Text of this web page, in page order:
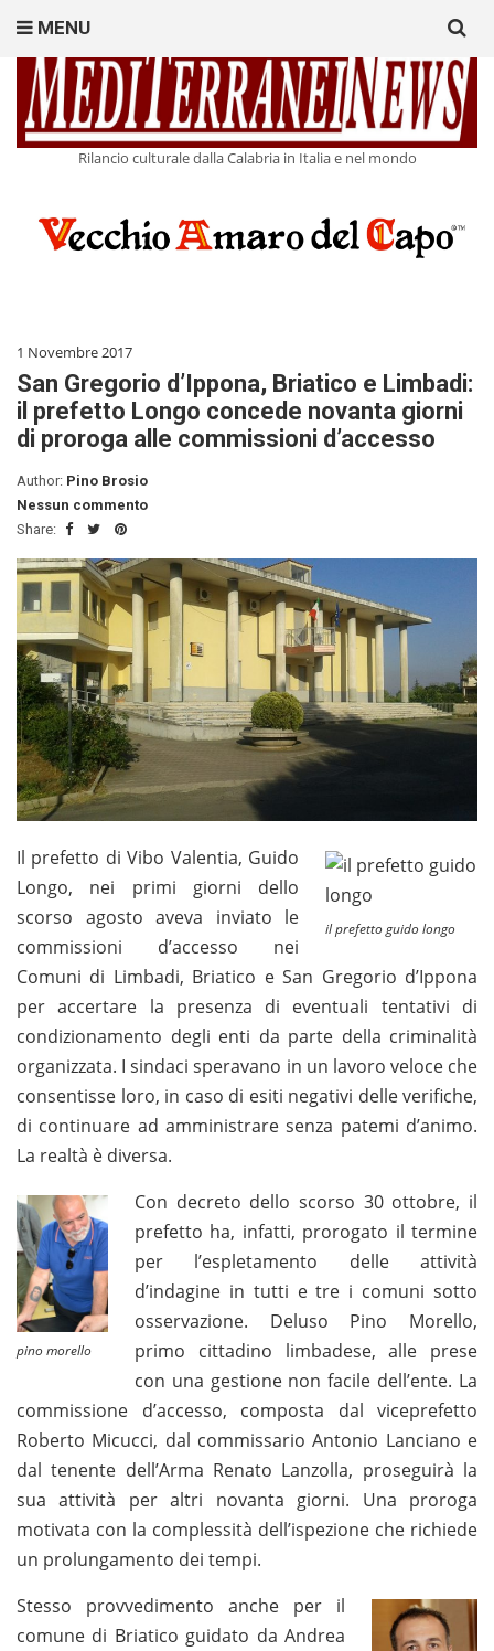
Rilancio culturale dalla Calabria in Italia e nel mondo
MENU
for:
1 Novembre 2017
San Gregorio d’Ippona, Briatico e Limbadi:
il prefetto Longo concede novanta giorni
di proroga alle commissioni d’accesso
Author: Pino Brosio
Nessun commento
Share:
il prefetto guido longo
Il prefetto di Vibo Valentia, Guido
Longo, nei primi giorni dello
scorso agosto aveva inviato le
commissioni d’accesso nei
Comuni di Limbadi, Briatico e San Gregorio d’Ippona
per accertare la presenza di eventuali tentativi di
condizionamento degli enti da parte della criminalità
organizzata. I sindaci speravano in un lavoro veloce che
consentisse loro, in caso di esiti negativi delle verifiche,
di continuare ad amministrare senza patemi d’animo.
La realtà è diversa.
pino morello
Con decreto dello scorso 30 ottobre, il
prefetto ha, infatti, prorogato il termine
per l’espletamento delle attività
d’indagine in tutti e tre i comuni sotto
osservazione. Deluso Pino Morello,
primo cittadino limbadese, alle prese
con una gestione non facile dell’ente. La
commissione d’accesso, composta dal viceprefetto
Roberto Micucci, dal commissario Antonio Lanciano e
dal tenente dell’Arma Renato Lanzolla, proseguirà la
sua attività per altri novanta giorni. Una proroga
motivata con la complessità dell’ispezione che richiede
un prolungamento dei tempi.
Stesso provvedimento anche per il
comune di Briatico guidato da Andrea